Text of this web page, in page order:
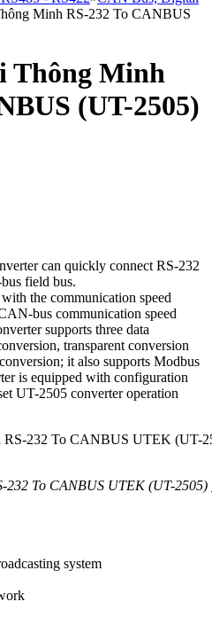
Minh RS-232 To CANBUS
Thông Minh
(UT-2505)
can quickly connect RS-232
field bus.
the communication speed
bus communication speed
supports three data
transparent conversion
it also supports Modbus
is equipped with configuration
UT-2505 converter operation
232 To CANBUS UTEK (UT-2505)
system